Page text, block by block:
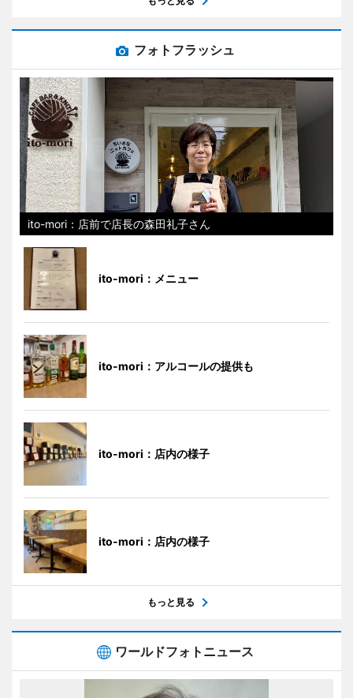
フォトフラッシュ
ito-mori：店前で店長の森田礼子さん
ito-mori：メニュー
ito-mori：アルコールの提供も
ito-mori：店内の様子
ito-mori：店内の様子
もっと見る
ワールドフォトニュース